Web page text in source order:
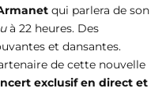
qui parlera de son
à 22 heures. Des
et dansantes.
de cette nouvelle
exclusif en direct et